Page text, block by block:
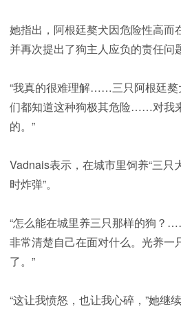
她指出，阿根廷獒犬因危险性高而
并再次提出了狗主人应负的责任问
“我真的很难理解……三只阿根廷獒
们都知道这种狗极其危险……对我
的。”
Vadnais表示，在城市里饲养“三只
时炸弹”。
“怎么能在城里养三只那样的狗？
非常清楚自己在面对什么。光养一
了。”
“这让我愤怒，也让我心碎，”她继